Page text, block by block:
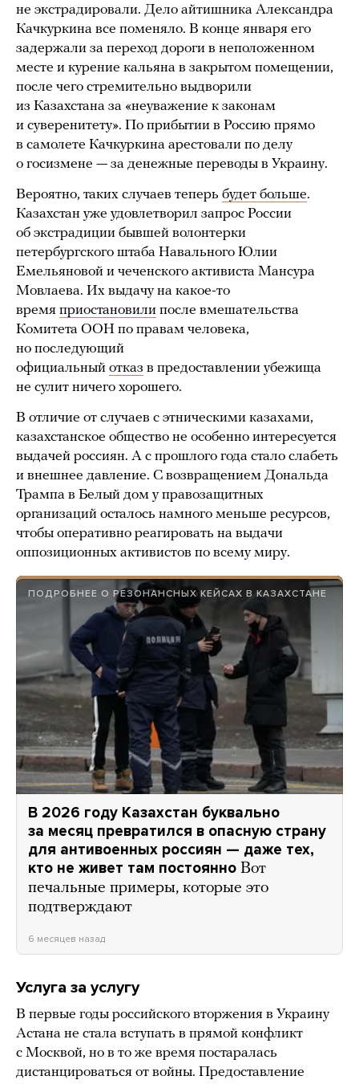
не экстрадировали. Дело айтишника Александра
Качкуркина все поменяло. В конце января его
задержали за переход дороги в неположенном
месте и курение кальяна в закрытом помещении,
после чего стремительно выдворили
из Казахстана за «неуважение к законам
и суверенитету». По прибытии в Россию прямо
в самолете Качкуркина арестовали по делу
о госизмене — за денежные переводы в Украину.
Вероятно, таких случаев теперь будет больше.
Казахстан уже удовлетворил запрос России
об экстрадиции бывшей волонтерки
петербургского штаба Навального Юлии
Емельяновой и чеченского активиста Мансура
Мовлаева. Их выдачу на какое-то
время приостановили после вмешательства
Комитета ООН по правам человека,
но последующий
официальный отказ в предоставлении убежища
не сулит ничего хорошего.
В отличие от случаев с этническими казахами,
казахстанское общество не особенно интересуется
выдачей россиян. А с прошлого года стало слабеть
и внешнее давление. С возвращением Дональда
Трампа в Белый дом у правозащитных
организаций осталось намного меньше ресурсов,
чтобы оперативно реагировать на выдачи
оппозиционных активистов по всему миру.
ПОДРОБНЕЕ О РЕЗОНАНСНЫХ КЕЙСАХ В КАЗАХСТАНЕ
В 2026 году Казахстан буквально
за месяц превратился в опасную страну
для антивоенных россиян — даже тех,
кто не живет там постоянно Вот
печальные примеры, которые это
подтверждают
6 месяцев назад
Услуга за услугу
В первые годы российского вторжения в Украину
Астана не стала вступать в прямой конфликт
с Москвой, но в то же время постаралась
дистанцироваться от войны. Предоставление